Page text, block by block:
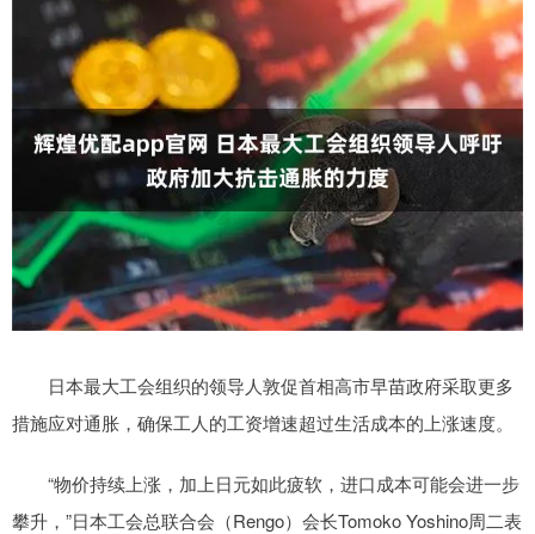
日本最大工会组织的领导人敦促首相高市早苗政府采取更多
措施应对通胀，确保工人的工资增速超过生活成本的上涨速度。
“物价持续上涨，加上日元如此疲软，进口成本可能会进一步
攀升，”日本工会总联合会（Rengo）会长Tomoko Yoshino周二表